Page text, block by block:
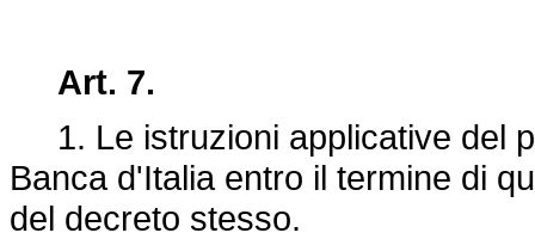
Art. 7.
1. Le istruzioni applicative del
Banca d'Italia entro il termine di
del decreto stesso.